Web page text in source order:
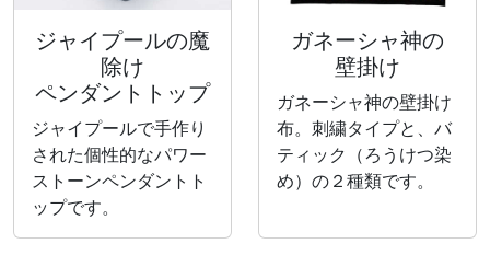
ジャイプールの魔
除け
ペンダントトップ
ジャイプールで手作り
された個性的なパワー
ストーンペンダントト
ップです。
ガネーシャ神の
壁掛け
ガネーシャ神の壁掛け
布。刺繍タイプと、バ
ティック（ろうけつ染
め）の２種類です。